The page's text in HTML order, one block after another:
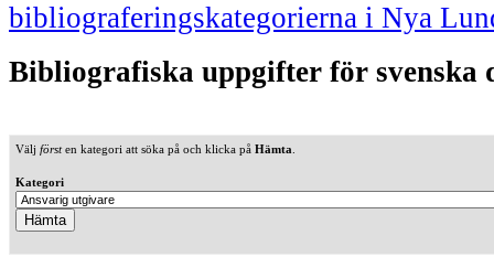
bibliograferingskategorierna i Nya
Bibliografiska uppgifter för svenska
Välj försten kategori att söka på och klicka på Hämta
Kategori